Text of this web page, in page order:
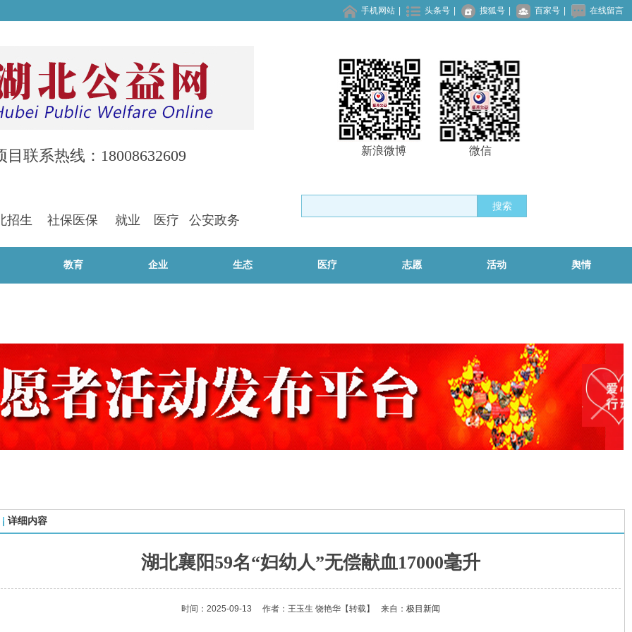
招生 医疗
社保 医保 就业
目联系热线：18008632609
公安政务
新浪微博 微信
搜索
手机网站 头条号 搜狐号 百家号 在线留言
教育 企业 生态 医疗 志愿 活动 舆情
详细内容
湖北襄阳59名“妇幼人”无偿献血17000毫升
时间：2025-09-13 作者：王玉生 饶艳华 【转载】 来自： 极目新闻